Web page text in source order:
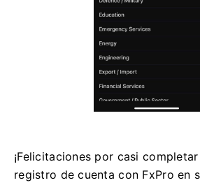
¡Felicitaciones por casi
registro de cuenta con FxPro en